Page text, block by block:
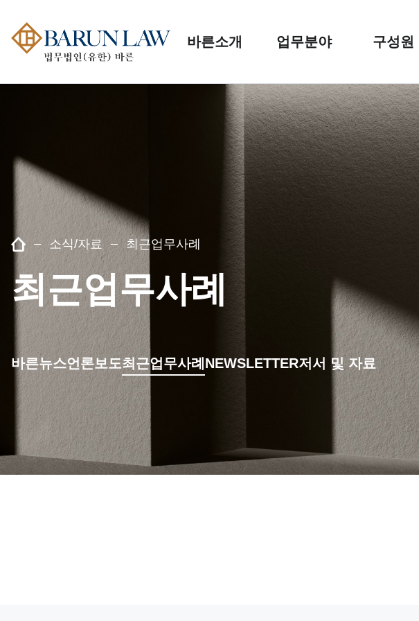
바른소개 업무분야 구성원
소식/자료 최근업무사례
최근업무사례
바른뉴스언론보도최근업무사례NEWSLETTER저서 및 자료